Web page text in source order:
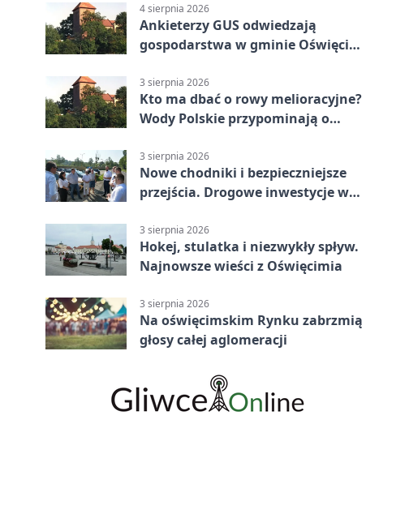
4 sierpnia 2026
Ankieterzy GUS odwiedzają
gospodarstwa w gminie Oświęcim.
3 sierpnia 2026
Kto ma dbać o rowy melioracyjne?
Wody Polskie przypominają o
3 sierpnia 2026
Nowe chodniki i bezpieczniejsze
przejścia. Drogowe inwestycje w
3 sierpnia 2026
Hokej, stulatka i niezwykły spływ.
Najnowsze wieści z Oświęcimia
3 sierpnia 2026
Na oświęcimskim Rynku zabrzmią
głosy całej aglomeracji